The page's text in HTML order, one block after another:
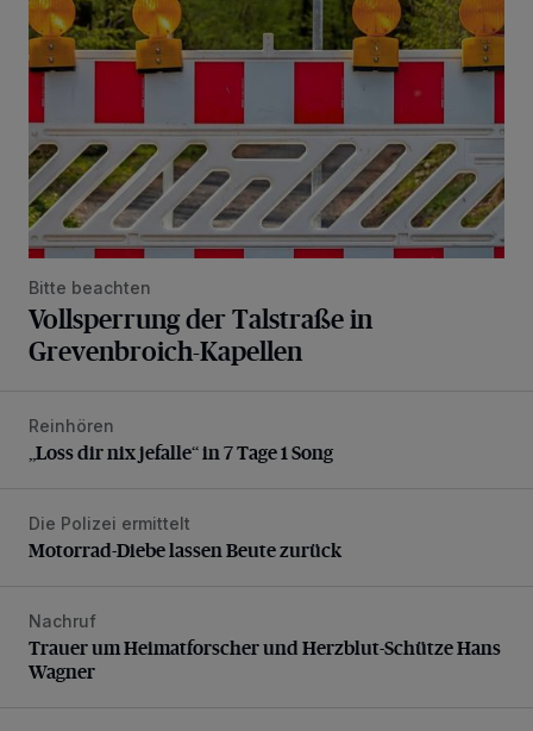
Bitte beachten
Vollsperrung der Talstraße in
Grevenbroich-Kapellen
„Loss dir nix jefalle“ in 7 Tage 1 Song
Reinhören
„Loss dir nix jefalle“ in 7 Tage 1 Song
Motorrad-Diebe lassen Beute zurück
Die Polizei ermittelt
Motorrad-Diebe lassen Beute zurück
Trauer um Heimatforscher und Herzblut-Schütze Hans
Nachruf
Trauer um Heimatforscher und Herzblut-Schütze Hans
Wagner